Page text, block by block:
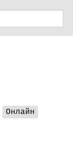
Онлайн